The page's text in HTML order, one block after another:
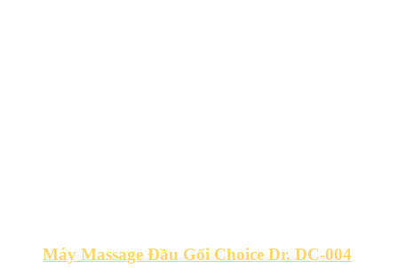
Máy Massage Đầu Gối Choice Dr. DC-004